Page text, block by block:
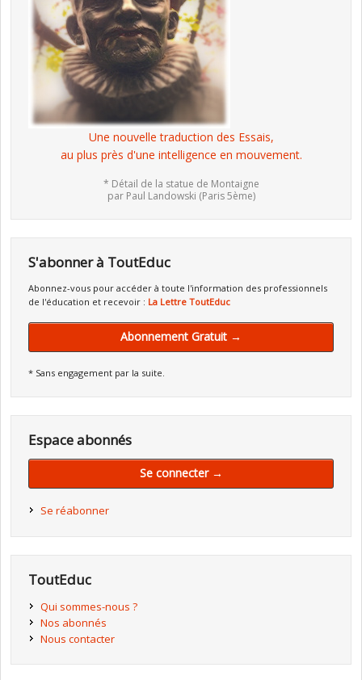
Une nouvelle traduction des Essais,
au plus près d'une intelligence en mouvement.
* Détail de la statue de Montaigne
par Paul Landowski (Paris 5ème)
S'abonner à ToutEduc
Abonnez-vous pour accéder à toute l'information des professionnels
de l'éducation et recevoir : La Lettre ToutEduc
Abonnement Gratuit →
* Sans engagement par la suite.
Espace abonnés
Se connecter →
Se réabonner
ToutEduc
Qui sommes-nous ?
Nos abonnés
Nous contacter